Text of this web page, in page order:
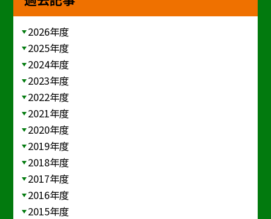
2026年度
2025年度
2024年度
2023年度
2022年度
2021年度
2020年度
2019年度
2018年度
2017年度
2016年度
2015年度